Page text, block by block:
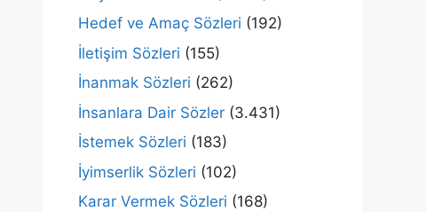
Hedef ve Amaç Sözleri (192)
İletişim Sözleri (155)
İnanmak Sözleri (262)
İnsanlara Dair Sözler (3.431)
İstemek Sözleri (183)
İyimserlik Sözleri (102)
Karar Vermek Sözleri (168)